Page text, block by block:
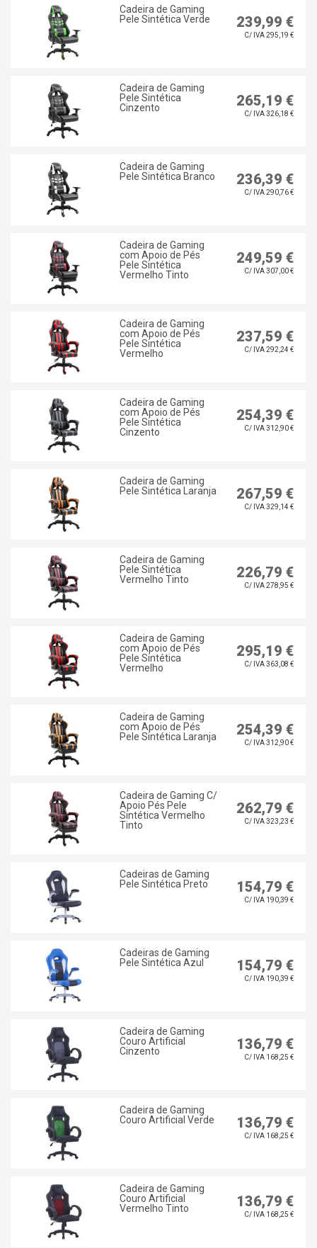
Cadeira de Gaming
Pele Sintética Verde
239,99 €
C/ IVA 295,19 €
Cadeira de Gaming
Pele Sintética
Cinzento
265,19 €
C/ IVA 326,18 €
Cadeira de Gaming
Pele Sintética Branco
236,39 €
C/ IVA 290,76 €
Cadeira de Gaming
com Apoio de Pés
Pele Sintética
Vermelho Tinto
249,59 €
C/ IVA 307,00 €
Cadeira de Gaming
com Apoio de Pés
Pele Sintética
Vermelho
237,59 €
C/ IVA 292,24 €
Cadeira de Gaming
com Apoio de Pés
Pele Sintética
Cinzento
254,39 €
C/ IVA 312,90 €
Cadeira de Gaming
Pele Sintética Laranja
267,59 €
C/ IVA 329,14 €
Cadeira de Gaming
Pele Sintética
Vermelho Tinto
226,79 €
C/ IVA 278,95 €
Cadeira de Gaming
com Apoio de Pés
Pele Sintética
Vermelho
295,19 €
C/ IVA 363,08 €
Cadeira de Gaming
com Apoio de Pés
Pele Sintética Laranja
254,39 €
C/ IVA 312,90 €
Cadeira de Gaming C/
Apoio Pés Pele
Sintética Vermelho
Tinto
262,79 €
C/ IVA 323,23 €
Cadeiras de Gaming
Pele Sintética Preto
154,79 €
C/ IVA 190,39 €
Cadeiras de Gaming
Pele Sintética Azul
154,79 €
C/ IVA 190,39 €
Cadeira de Gaming
Couro Artificial
Cinzento
136,79 €
C/ IVA 168,25 €
Cadeira de Gaming
Couro Artificial Verde
136,79 €
C/ IVA 168,25 €
Cadeira de Gaming
Couro Artificial
Vermelho Tinto
136,79 €
C/ IVA 168,25 €